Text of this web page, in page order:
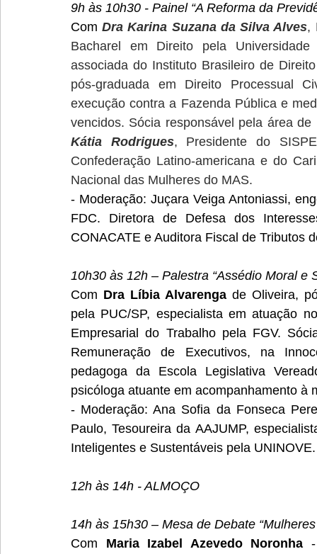
9h às 10h30 - Painel “A Reforma da
Com Dra Karina Suzana da Silva Alves,
Bacharel em Direito pela
associada do Instituto Brasileiro de
pós-graduada em Direito Processual
execução contra a Fazenda Pública e
Kátia Rodrigues, Presidente do
Confederação Latino-americana e do
Nacional das Mulheres do MAS.
- Moderação: Juçara Veiga Antoniassi,
FDC. Diretora de Defesa dos
CONACATE e Auditora Fiscal de Tributos
10h30 às 12h – Palestra “Assédio Moral e
Com Dra Líbia Alvarenga de Oliveira,
pela PUC/SP, especialista em atuação
Empresarial do Trabalho pela FGV.
Remuneração de Executivos, na
pedagoga da Escola Legislativa
psicóloga atuante em acompanhamento à
- Moderação: Ana Sofia da Fonseca
Paulo, Tesoureira da AAJUMP,
Inteligentes e Sustentáveis pela UNINOVE.
12h às 14h - ALMOÇO
14h às 15h30 – Mesa de Debate
Com Maria Izabel Azevedo Noronha